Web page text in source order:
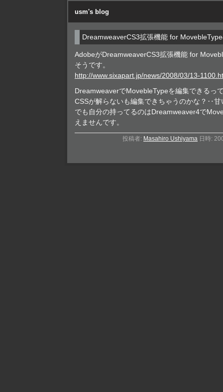
usm's blog
DreamweaverCS3拡張機能 for
AdobeがDreamweaverCS3拡張機能 for
そうです。
http://www.sixapart.jp/news/2008/03/13-
DreamweaverでMovebleTypeを編集できるっ
CSSが解らないも編集できちゃうのかな？‥甘
でも自分の持ってるのはDreamweaver4で
えませんです。
投稿者: Masahiro Ushiyama 日時: